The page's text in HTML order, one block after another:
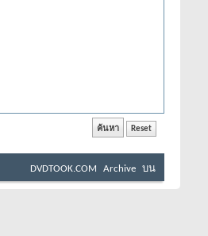
DVDTOOK.COM Archive บน